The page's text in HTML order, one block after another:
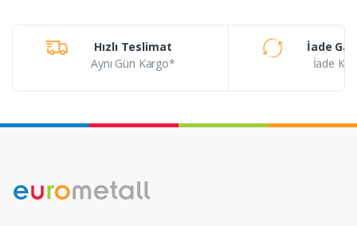
Hızlı Teslimat
Aynı Gün Kargo*
İade
İade